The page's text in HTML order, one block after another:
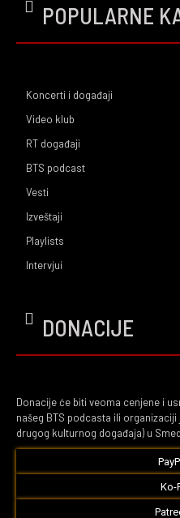
POPULARNE
Koncerti i događaji
Video klub
RT događaji
BTS podcast
Vesti
Izveštaji
Playlists
Intervjui
DONACIJE
Donacije će biti veoma cenjene i
našeg BTS podcasta ili
drugog kulturnog događaja) u
Ko-